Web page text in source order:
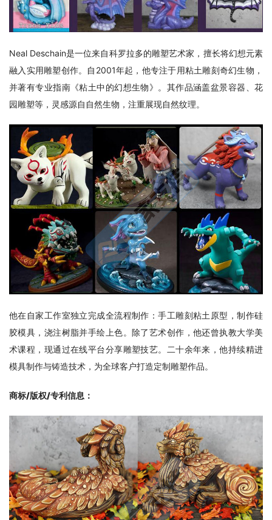
Neal Deschain是一位来自科罗拉多的雕塑艺术家，擅长将幻想元素
融入实用雕塑创作。自2001年起，他专注于用粘土雕刻奇幻生物，
并著有专业指南《粘土中的幻想生物》。其作品涵盖盆景容器、花
园雕塑等，灵感源自自然生物，注重展现自然纹理。
他在自家工作室独立完成全流程制作：手工雕刻粘土原型，制作硅
胶模具，浇注树脂并手绘上色。除了艺术创作，他还曾执教大学美
术课程，现通过在线平台分享雕塑技艺。二十余年来，他持续精进
模具制作与铸造技术，为全球客户打造定制雕塑作品。
商标/版权/专利信息 ：